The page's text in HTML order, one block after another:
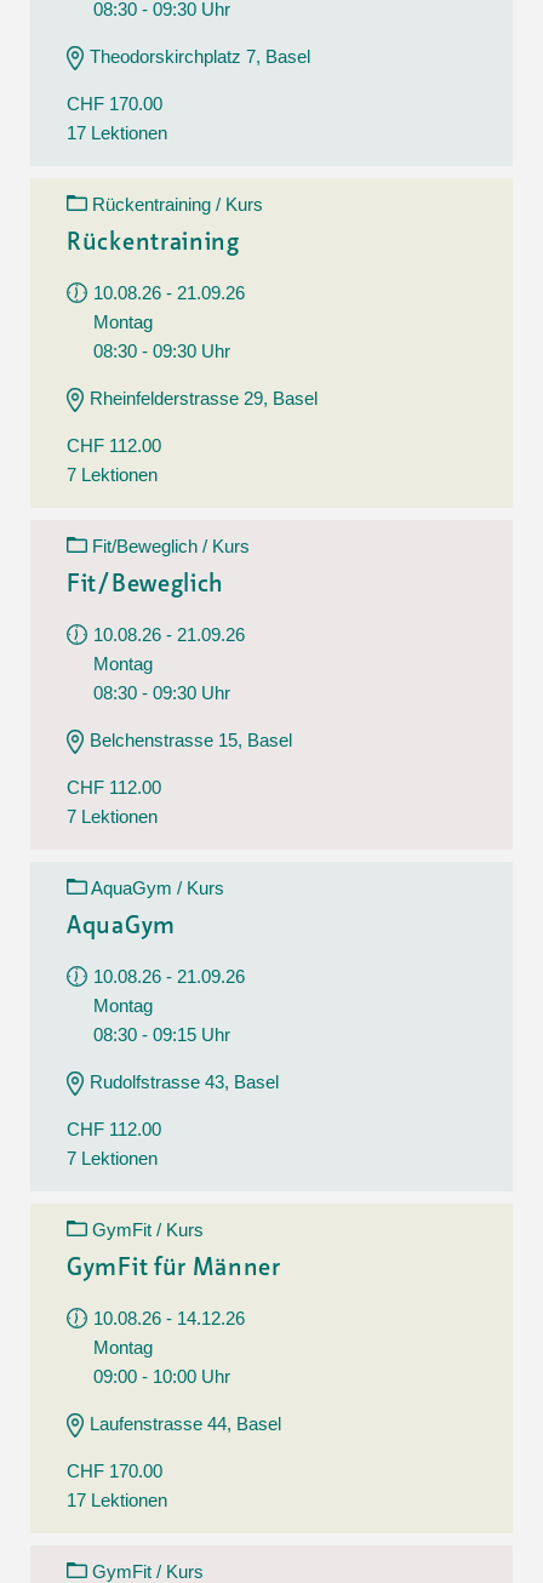
08:30 - 09:30 Uhr
Theodorskirchplatz 7, Basel
CHF 170.00
17 Lektionen
Rückentraining / Kurs
Rückentraining
10.08.26 - 21.09.26
Montag
08:30 - 09:30 Uhr
Rheinfelderstrasse 29, Basel
CHF 112.00
7 Lektionen
Fit/Beweglich / Kurs
Fit/Beweglich
10.08.26 - 21.09.26
Montag
08:30 - 09:30 Uhr
Belchenstrasse 15, Basel
CHF 112.00
7 Lektionen
AquaGym / Kurs
AquaGym
10.08.26 - 21.09.26
Montag
08:30 - 09:15 Uhr
Rudolfstrasse 43, Basel
CHF 112.00
7 Lektionen
GymFit / Kurs
GymFit für Männer
10.08.26 - 14.12.26
Montag
09:00 - 10:00 Uhr
Laufenstrasse 44, Basel
CHF 170.00
17 Lektionen
GymFit / Kurs